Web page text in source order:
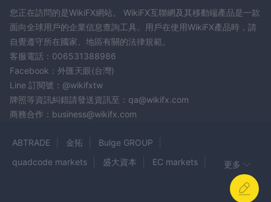
存款：要在 BitProfit 上存款，用戶需要有一個加密貨幣錢包
和足夠的資金。 BitProfit支持比特幣（BTC）、以太坊
（ETH）、萊特幣（LTC）、USDT TRC-20、USDT ERC-
20、Tron（TRX）、BNB BEP-20等。
要存款，用戶需要通過點擊錢包部分的存款按鈕生成一個唯
一的存款地址。然後，用戶必須將資金從他們的錢包轉移到
生成的存款地址。 BitProfit 建議在存款反映在用戶賬戶之前
提現：要從 BitProfit 提現，用戶需要賬戶中有足夠的資金並
完成 KYC 驗證過程。 BitProfit 還收取提取資金的網絡費
提款時，用戶需要在提款部分輸入要提款的金額和目標錢包
您正在訪問的是WikiFX網站。 WikiFX互聯網及其移動端產品是一款
面向全球用戶的企業信息查詢工具。用戶在使用WikiFX產品時，請
自覺遵守所在國家、地區有關的法律規範。
客服電話：006531388986
Facebook：外匯天眼(台灣)
Line 訂閱號：@wikifxtw
牌照等資訊糾錯請發送資訊至：qa@wikifx.com
商務合作：business@wikifx.com
ABTRADE 金拓
Bulge GROUP
quadcode markets
盛大資本
EC markets
更多